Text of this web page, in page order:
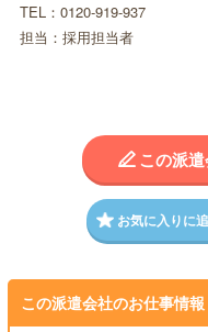
TEL：0120-919-937
担当：採用担当者
この派
お気に入りに
この派遣会社のお仕事情報